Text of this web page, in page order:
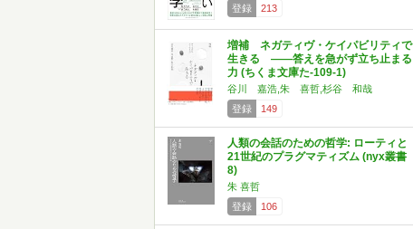
登録
213
増補 ネガティヴ・ケイパビリティで
生きる ――答えを急がず立ち止まる
力 (ちくま文庫た-109-1)
谷川 嘉浩,朱 喜哲,杉谷 和哉
登録
149
人類の会話のための哲学: ローティと
21世紀のプラグマティズム (nyx叢書
8)
朱 喜哲
登録
106